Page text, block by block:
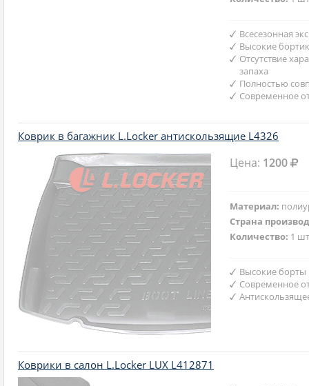
Всесезонная
Высокие
Отсутствие
запаха
Полностью
Современное
Коврик в багажник L.Locker антискользящие L4326
Цена: 1200
Материал:
Страна
Количество: 1
Высокие борты
Современное
Коврики в салон L.Locker LUX L412871